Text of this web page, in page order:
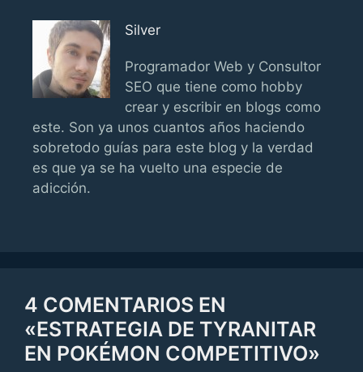
Silver
Programador Web y Consultor
SEO que tiene como hobby
crear y escribir en blogs como
este. Son ya unos cuantos años haciendo
sobretodo guías para este blog y la verdad
es que ya se ha vuelto una especie de
adicción.
4 COMENTARIOS EN
«ESTRATEGIA DE TYRANITAR
EN POKÉMON COMPETITIVO»